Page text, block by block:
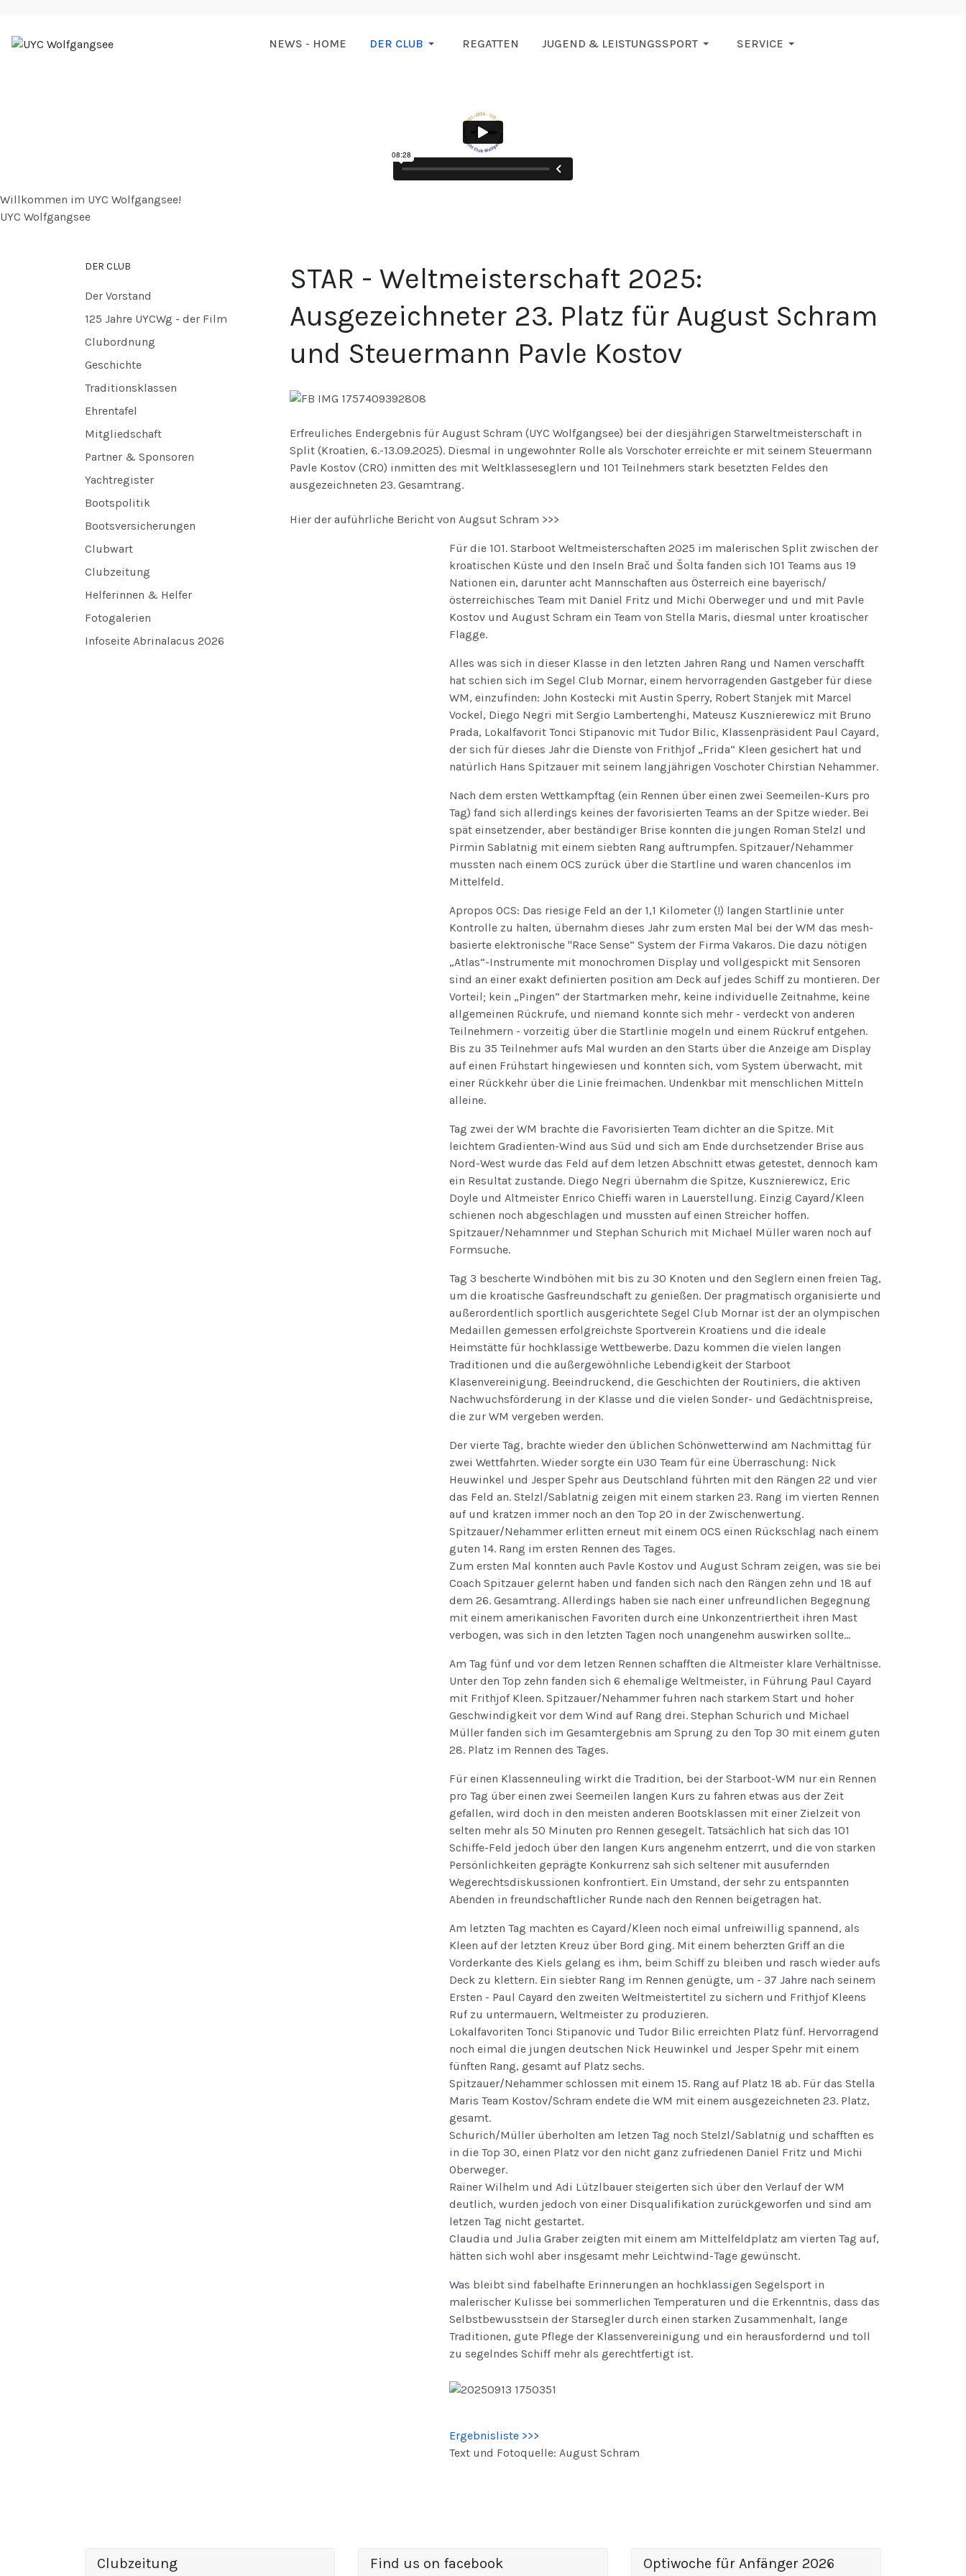
NEWS - HOME DER CLUB REGATTEN JUGEND & LEISTUNGSSPORT SERVICE
Willkommen im UYC Wolfgangsee!
UYC Wolfgangsee
STAR - Weltmeisterschaft 2025:
Ausgezeichneter 23. Platz für August Schram
und Steuermann Pavle Kostov
Erfreuliches Endergebnis für August Schram (UYC Wolfgangsee) bei der diesjährigen Starweltmeisterschaft in
Split (Kroatien, 6.-13.09.2025). Diesmal in ungewohnter Rolle als Vorschoter erreichte er mit seinem Steuermann
Pavle Kostov (CRO) inmitten des mit Weltklasseseglern und 101 Teilnehmers stark besetzten Feldes den
ausgezeichneten 23. Gesamtrang.
Hier der auführliche Bericht von Augsut Schram >>>
Für die 101. Starboot Weltmeisterschaften 2025 im malerischen Split zwischen der
kroatischen Küste und den Inseln Brač und Šolta fanden sich 101 Teams aus 19
Nationen ein, darunter acht Mannschaften aus Österreich eine bayerisch/
österreichisches Team mit Daniel Fritz und Michi Oberweger und und mit Pavle
Kostov und August Schram ein Team von Stella Maris, diesmal unter kroatischer
Flagge.
Alles was sich in dieser Klasse in den letzten Jahren Rang und Namen verschafft
hat schien sich im Segel Club Mornar, einem hervorragenden Gastgeber für diese
WM, einzufinden: John Kostecki mit Austin Sperry, Robert Stanjek mit Marcel
Vockel, Diego Negri mit Sergio Lambertenghi, Mateusz Kusznierewicz mit Bruno
Prada, Lokalfavorit Tonci Stipanovic mit Tudor Bilic, Klassenpräsident Paul Cayard,
der sich für dieses Jahr die Dienste von Frithjof „Frida“ Kleen gesichert hat und
natürlich Hans Spitzauer mit seinem langjährigen Voschoter Chirstian Nehammer.
Nach dem ersten Wettkampftag (ein Rennen über einen zwei Seemeilen-Kurs pro
Tag) fand sich allerdings keines der favorisierten Teams an der Spitze wieder. Bei
spät einsetzender, aber beständiger Brise konnten die jungen Roman Stelzl und
Pirmin Sablatnig mit einem siebten Rang auftrumpfen. Spitzauer/Nehammer
mussten nach einem OCS zurück über die Startline und waren chancenlos im
Mittelfeld.
Apropos OCS: Das riesige Feld an der 1,1 Kilometer (!) langen Startlinie unter
Kontrolle zu halten, übernahm dieses Jahr zum ersten Mal bei der WM das mesh-
basierte elektronische "Race Sense“ System der Firma Vakaros. Die dazu nötigen
„Atlas“-Instrumente mit monochromen Display und vollgespickt mit Sensoren
sind an einer exakt definierten position am Deck auf jedes Schiff zu montieren. Der
Vorteil; kein „Pingen“ der Startmarken mehr, keine individuelle Zeitnahme, keine
allgemeinen Rückrufe, und niemand konnte sich mehr - verdeckt von anderen
Teilnehmern - vorzeitig über die Startlinie mogeln und einem Rückruf entgehen.
Bis zu 35 Teilnehmer aufs Mal wurden an den Starts über die Anzeige am Display
auf einen Frühstart hingewiesen und konnten sich, vom System überwacht, mit
einer Rückkehr über die Linie freimachen. Undenkbar mit menschlichen Mitteln
alleine.
Tag zwei der WM brachte die Favorisierten Team dichter an die Spitze. Mit
leichtem Gradienten-Wind aus Süd und sich am Ende durchsetzender Brise aus
Nord-West wurde das Feld auf dem letzen Abschnitt etwas getestet, dennoch kam
ein Resultat zustande. Diego Negri übernahm die Spitze, Kusznierewicz, Eric
Doyle und Altmeister Enrico Chieffi waren in Lauerstellung. Einzig Cayard/Kleen
schienen noch abgeschlagen und mussten auf einen Streicher hoffen.
Spitzauer/Nehamnmer und Stephan Schurich mit Michael Müller waren noch auf
Formsuche.
Tag 3 bescherte Windböhen mit bis zu 30 Knoten und den Seglern einen freien Tag,
um die kroatische Gasfreundschaft zu genießen. Der pragmatisch organisierte und
außerordentlich sportlich ausgerichtete Segel Club Mornar ist der an olympischen
Medaillen gemessen erfolgreichste Sportverein Kroatiens und die ideale
Heimstätte für hochklassige Wettbewerbe. Dazu kommen die vielen langen
Traditionen und die außergewöhnliche Lebendigkeit der Starboot
Klasenvereinigung. Beeindruckend, die Geschichten der Routiniers, die aktiven
Nachwuchsförderung in der Klasse und die vielen Sonder- und Gedächtnispreise,
die zur WM vergeben werden.
Der vierte Tag, brachte wieder den üblichen Schönwetterwind am Nachmittag für
zwei Wettfahrten. Wieder sorgte ein U30 Team für eine Überraschung: Nick
Heuwinkel und Jesper Spehr aus Deutschland führten mit den Rängen 22 und vier
das Feld an. Stelzl/Sablatnig zeigen mit einem starken 23. Rang im vierten Rennen
auf und kratzen immer noch an den Top 20 in der Zwischenwertung.
Spitzauer/Nehammer erlitten erneut mit einem OCS einen Rückschlag nach einem
guten 14. Rang im ersten Rennen des Tages.
Zum ersten Mal konnten auch Pavle Kostov und August Schram zeigen, was sie bei
Coach Spitzauer gelernt haben und fanden sich nach den Rängen zehn und 18 auf
dem 26. Gesamtrang. Allerdings haben sie nach einer unfreundlichen Begegnung
mit einem amerikanischen Favoriten durch eine Unkonzentriertheit ihren Mast
verbogen, was sich in den letzten Tagen noch unangenehm auswirken sollte…
Am Tag fünf und vor dem letzen Rennen schafften die Altmeister klare Verhältnisse.
Unter den Top zehn fanden sich 6 ehemalige Weltmeister, in Führung Paul Cayard
mit Frithjof Kleen. Spitzauer/Nehammer fuhren nach starkem Start und hoher
Geschwindigkeit vor dem Wind auf Rang drei. Stephan Schurich und Michael
Müller fanden sich im Gesamtergebnis am Sprung zu den Top 30 mit einem guten
28. Platz im Rennen des Tages.
Für einen Klassenneuling wirkt die Tradition, bei der Starboot-WM nur ein Rennen
pro Tag über einen zwei Seemeilen langen Kurs zu fahren etwas aus der Zeit
gefallen, wird doch in den meisten anderen Bootsklassen mit einer Zielzeit von
selten mehr als 50 Minuten pro Rennen gesegelt. Tatsächlich hat sich das 101
Schiffe-Feld jedoch über den langen Kurs angenehm entzerrt, und die von starken
Persönlichkeiten geprägte Konkurrenz sah sich seltener mit ausufernden
Wegerechtsdiskussionen konfrontiert. Ein Umstand, der sehr zu entspannten
Abenden in freundschaftlicher Runde nach den Rennen beigetragen hat.
Am letzten Tag machten es Cayard/Kleen noch eimal unfreiwillig spannend, als
Kleen auf der letzten Kreuz über Bord ging. Mit einem beherzten Griff an die
Vorderkante des Kiels gelang es ihm, beim Schiff zu bleiben und rasch wieder aufs
Deck zu klettern. Ein siebter Rang im Rennen genügte, um - 37 Jahre nach seinem
Ersten - Paul Cayard den zweiten Weltmeistertitel zu sichern und Frithjof Kleens
Ruf zu untermauern, Weltmeister zu produzieren.
Lokalfavoriten Tonci Stipanovic und Tudor Bilic erreichten Platz fünf. Hervorragend
noch eimal die jungen deutschen Nick Heuwinkel und Jesper Spehr mit einem
fünften Rang, gesamt auf Platz sechs.
Spitzauer/Nehammer schlossen mit einem 15. Rang auf Platz 18 ab. Für das Stella
Maris Team Kostov/Schram endete die WM mit einem ausgezeichneten 23. Platz,
gesamt.
Schurich/Müller überholten am letzen Tag noch Stelzl/Sablatnig und schafften es
in die Top 30, einen Platz vor den nicht ganz zufriedenen Daniel Fritz und Michi
Oberweger.
Rainer Wilhelm und Adi Lützlbauer steigerten sich über den Verlauf der WM
deutlich, wurden jedoch von einer Disqualifikation zurückgeworfen und sind am
letzen Tag nicht gestartet.
Claudia und Julia Graber zeigten mit einem am Mittelfeldplatz am vierten Tag auf,
hätten sich wohl aber insgesamt mehr Leichtwind-Tage gewünscht.
Was bleibt sind fabelhafte Erinnerungen an hochklassigen Segelsport in
malerischer Kulisse bei sommerlichen Temperaturen und die Erkenntnis, dass das
Selbstbewusstsein der Starsegler durch einen starken Zusammenhalt, lange
Traditionen, gute Pflege der Klassenvereinigung und ein herausfordernd und toll
zu segelndes Schiff mehr als gerechtfertigt ist.
Ergebnisliste >>>
Text und Fotoquelle: August Schram
DER CLUB
Der Vorstand
125 Jahre UYCWg - der Film
Clubordnung
Geschichte
Traditionsklassen
Ehrentafel
Mitgliedschaft
Partner & Sponsoren
Yachtregister
Bootspolitik
Bootsversicherungen
Clubwart
Clubzeitung
Helferinnen & Helfer
Fotogalerien
Infoseite Abrinalacus 2026
Clubzeitung Find us on facebook Optiwoche für Anfänger 2026